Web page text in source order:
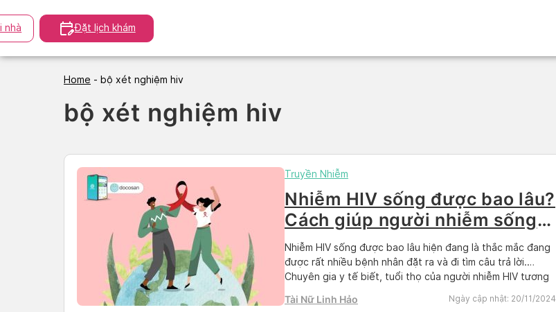
to
content
nhà Đặt lịch khám
Home - bộ xét nghiệm hiv
bộ xét nghiệm hiv
Truyền Nhiễm
Nhiễm HIV sống được bao lâu?
Cách giúp người nhiễm sống
khỏe
Nhiễm HIV sống được bao lâu hiện đang là thắc mắc đang
được rất nhiều bệnh nhân đặt ra và đi tìm câu trả lời.
Chuyên gia y tế biết, tuổi thọ của người nhiễm HIV tương
đoán kịp thời, có biện pháp […]
Tài Nữ Linh Hảo Ngày cập nhật: 20/11/2024